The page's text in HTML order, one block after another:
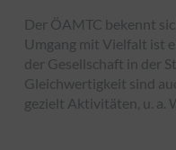
Der ÖAMTC bekennt
Umgang mit Vielfalt ist
der Gesellschaft in der
Gleichwertigkeit sind
gezielt Aktivitäten, u. a.